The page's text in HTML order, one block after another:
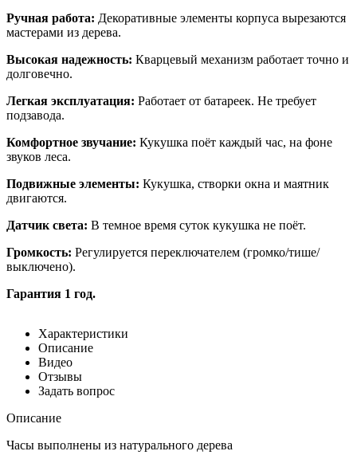
Ручная работа: Декоративные элементы корпуса вырезаются
мастерами из дерева.
Высокая надежность: Кварцевый механизм работает точно и
долговечно.
Легкая эксплуатация: Работает от батареек. Не требует
подзавода.
Комфортное звучание: Кукушка поёт каждый час, на фоне
звуков леса.
Подвижные элементы: Кукушка, створки окна и маятник
двигаются.
Датчик света: В темное время суток кукушка не поёт.
Громкость: Регулируется переключателем (громко/тише/
выключено).
Гарантия 1 год.
Характеристики
Описание
Видео
Отзывы
Задать вопрос
Описание
Часы выполнены из натурального дерева